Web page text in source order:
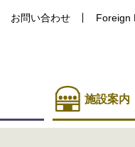
お問い合わせ Foreign
施設案内